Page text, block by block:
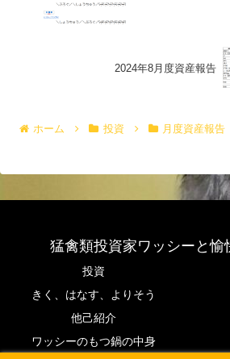
2024年8月度資産報告
ホーム 投資 月度資産報告
猛禽類投資家ワッシーと愉
投資
きく、はなす、よりそう
他己紹介
ワッシーのもつ鍋の中身